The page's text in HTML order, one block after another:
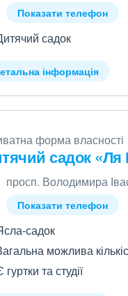
Показати телефон
садок
інформація
форма власності
садок
просп. Володимира
Показати телефон
садок
можлива
гуртки та студії